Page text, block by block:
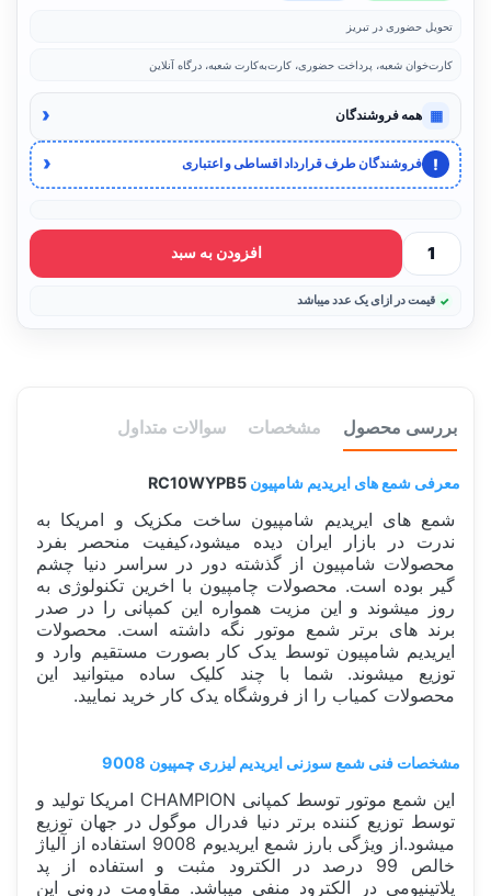
تحویل حضوری در تبریز
کارت‌خوان شعبه، پرداخت حضوری، کارت‌به‌کارت شعبه، درگاه آنلاین
▦ همه فروشندگان ‹
! فروشندگان طرف قرارداد اقساطی و اعتباری ‹
افزودن به سبد
قیمت در ازای یک عدد میباشد
بررسی محصول مشخصات سوالات متداول
معرفی شمع های ایریدیم شامپیون
شمع های ایریدیم شامپیون ساخت مکزیک و امریکا به
ندرت در بازار ایران دیده میشود،کیفیت منحصر بفرد
محصولات شامپیون از گذشته دور در سراسر دنیا چشم
گیر بوده است. محصولات چامپیون با اخرین تکنولوژی به
روز میشوند و این مزیت همواره این کمپانی را در صدر
برند های برتر شمع موتور نگه داشته است. محصولات
ایریدیم شامپیون توسط یدک کار بصورت مستقیم وارد و
توزیع میشوند. شما با چند کلیک ساده میتوانید این
محصولات کمیاب را از فروشگاه یدک کار خرید نمایید.
مشخصات فنی شمع سوزنی ایریدیم لیزری چمپیون 9008
این شمع موتور توسط کمپانی CHAMPION امریکا تولید و
توسط توزیع کننده برتر دنیا فدرال موگول در جهان توزیع
میشود.از ویژگی بارز شمع ایریدیوم 9008 استفاده از آلیاژ
خالص 99 درصد در الکترود مثبت و استفاده از پد
پلاتینیومی در الکترود منفی میباشد. مقاومت درونی این